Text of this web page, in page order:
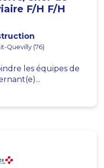
F/H F/H
Quevilly (76)
les équipes de